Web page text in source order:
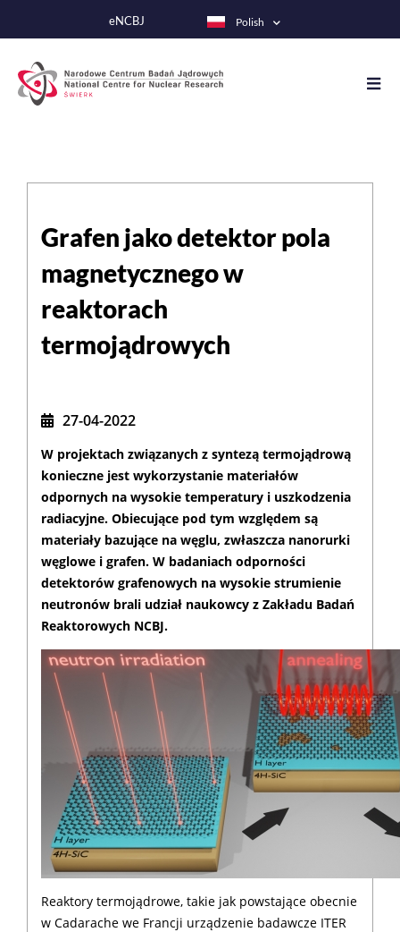
do
eNCBJ Polish
Grafen jako detektor pola
magnetycznego w
reaktorach
termojądrowych
27-04-2022
W projektach związanych z syntezą termojądrową
konieczne jest wykorzystanie materiałów
odpornych na wysokie temperatury i uszkodzenia
radiacyjne. Obiecujące pod tym względem są
materiały bazujące na węglu, zwłaszcza nanorurki
węglowe i grafen. W badaniach odporności
detektorów grafenowych na wysokie strumienie
neutronów brali udział naukowcy z Zakładu Badań
Reaktorowych NCBJ.
Reaktory termojądrowe, takie jak powstające obecnie
w Cadarache we Francji urządzenie badawcze ITER